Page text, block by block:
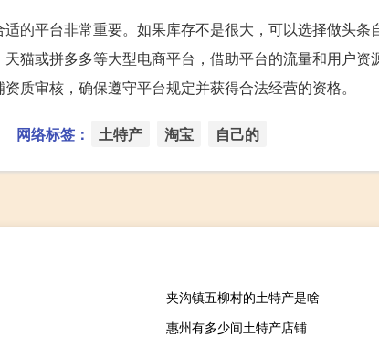
的平台非常重要。如果库存不是很大，可以选择做头条
猫或拼多多等大型电商平台，借助平台的流量和用户资
质审核，确保遵守平台规定并获得合法经营的资格。
网络标签： 土特产 淘宝 自己的
夹沟镇五柳村的土特产是啥
惠州有多少间土特产店铺